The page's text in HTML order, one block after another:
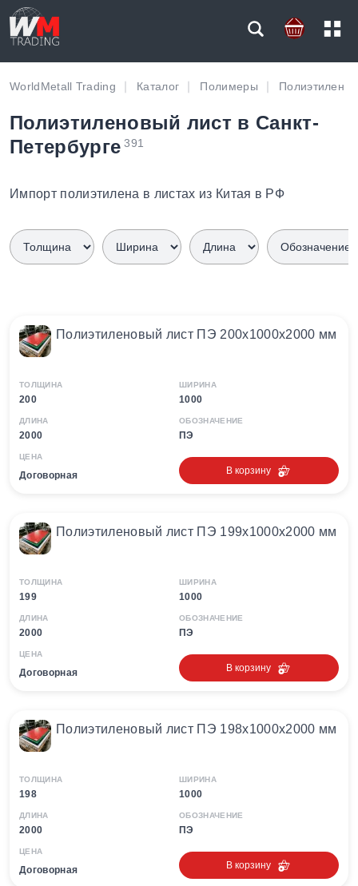
WorldMetall Trading Каталог Полимеры Полиэтилен
Полиэтиленовый лист в Санкт-
Петербурге 391
Импорт полиэтилена в листах из Китая в РФ
Полиэтиленовый лист ПЭ 200х1000х2000 мм
ТОЛЩИНА
200
ШИРИНА
1000
ДЛИНА
2000
ОБОЗНАЧЕНИЕ
ПЭ
ЦЕНА
Договорная В корзину
Полиэтиленовый лист ПЭ 199х1000х2000 мм
ТОЛЩИНА
199
ШИРИНА
1000
ДЛИНА
2000
ОБОЗНАЧЕНИЕ
ПЭ
ЦЕНА
Договорная В корзину
Полиэтиленовый лист ПЭ 198х1000х2000 мм
ТОЛЩИНА
198
ШИРИНА
1000
ДЛИНА
2000
ОБОЗНАЧЕНИЕ
ПЭ
ЦЕНА
Договорная В корзину